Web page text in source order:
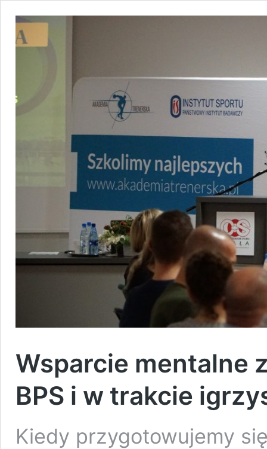
Wsparcie mentalne
BPS i w trakcie
Kiedy przygotowujemy